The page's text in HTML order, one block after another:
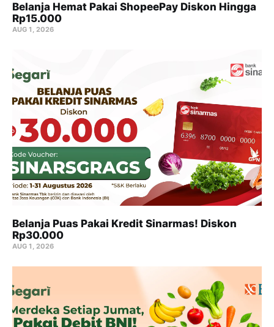
Belanja Hemat Pakai ShopeePay Diskon Hingga
Rp15.000
AUG 1, 2026
Belanja Puas Pakai Kredit Sinarmas! Diskon
Rp30.000
AUG 1, 2026